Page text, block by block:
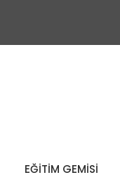
EĞİTİM GEMİSİ